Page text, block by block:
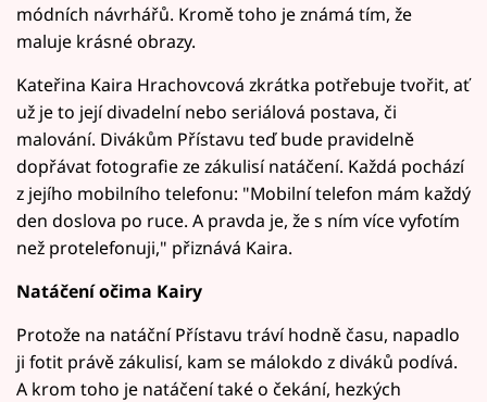
módních návrhářů. Kromě toho je známá tím, že
maluje krásné obrazy.
Kateřina Kaira Hrachovcová zkrátka potřebuje tvořit, ať
už je to její divadelní nebo seriálová postava, či
malování. Divákům Přístavu teď bude pravidelně
dopřávat fotografie ze zákulisí natáčení. Každá pochází
z jejího mobilního telefonu: "Mobilní telefon mám každý
den doslova po ruce. A pravda je, že s ním více vyfotím
než protelefonuji," přiznává Kaira.
Natáčení očima Kairy
Protože na natáční Přístavu tráví hodně času, napadlo
ji fotit právě zákulisí, kam se málokdo z diváků podívá.
A krom toho je natáčení také o čekání, hezkých